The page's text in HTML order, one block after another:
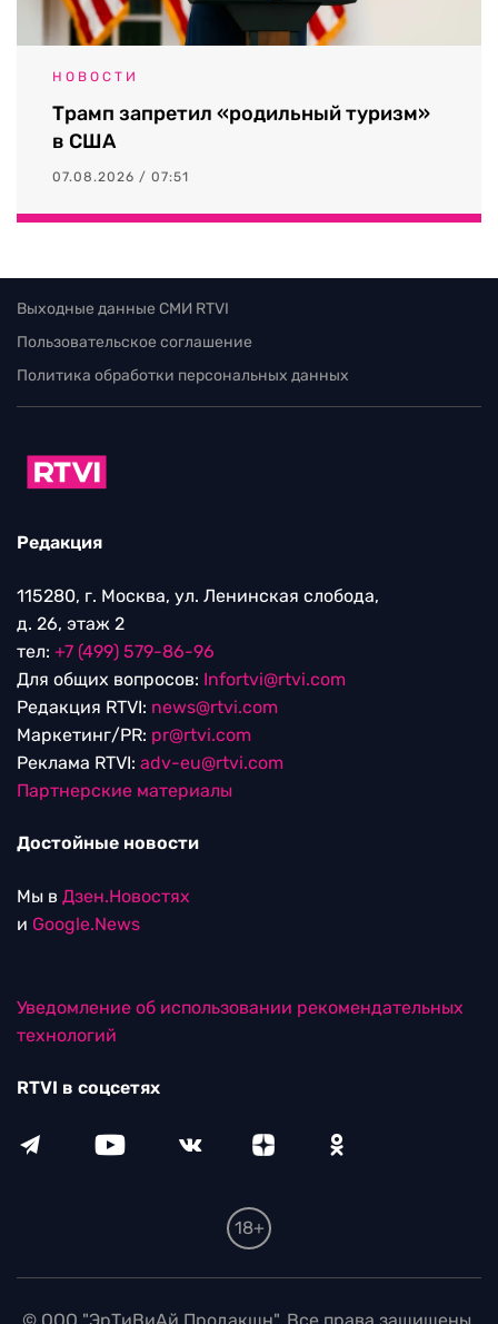
НОВОСТИ
Трамп запретил «родильный туризм»
в США
07.08.2026 / 07:51
Выходные данные СМИ RTVI
Пользовательское соглашение
Политика обработки персональных данных
Редакция
115280, г. Москва, ул. Ленинская слобода,
д. 26, этаж 2
тел: +7 (499) 579-86-96
Для общих вопросов: Infortvi@rtvi.com
Редакция RTVI: news@rtvi.com
Маркетинг/PR: pr@rtvi.com
Реклама RTVI: adv-eu@rtvi.com
Партнерские материалы
Достойные новости
Мы в Дзен.Новостях
и Google.News
Уведомление об использовании рекомендательных
технологий
RTVI в соцсетях
18+